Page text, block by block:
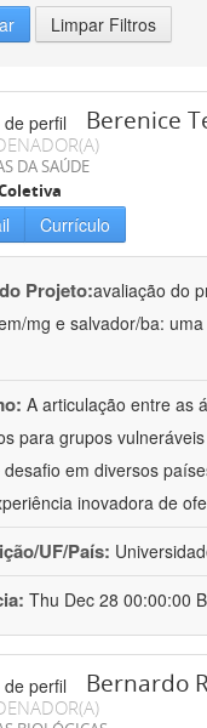
Limpar Filtros
Berenice
DA SAÚDE
Currículo
Projeto:avaliação do
mg e salvador/ba:
A articulação entre as
para grupos
em diversos
inovadora de
UF/País:
Thu Dec 28 00:00:00
Bernardo